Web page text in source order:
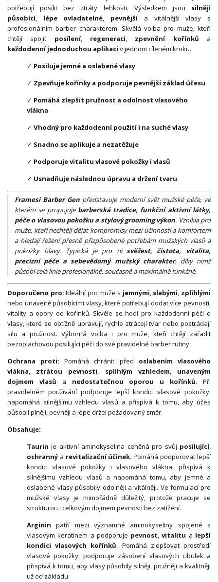
potřebují posílit bez ztráty lehkosti. Výsledkem jsou silněji
působící, lépe ovladatelné, pevnějšía vitálnější vlasy s
profesionálním barber charakterem. Skvělá volba pro muže, kteří
chtějí spojit posílení, regeneraci, zpevnění kořínků a
každodenní jednoduchou aplikaci v jednom cíleném kroku.
✓ Posiluje jemné a oslabené vlasy
✓ Zpevňuje kořínky a podporuje pevnější základ účesu
✓ Pomáhá zlepšit pružnost a odolnost vlasového
vlákna
✓ Vhodný pro každodenní použití i na suché vlasy
✓ Snadno se aplikuje a nezatěžuje
✓ Podporuje vitalitu vlasové pokožky i vlasů
✓ Usnadňuje následnou úpravu a držení tvaru
Framesi Barber Gen představuje moderní svět mužské péče, ve
kterém se propojuje barberská tradice, funkční aktivní látky,
péče o vlasovou pokožku a stylový grooming výkon. Vznikla pro
muže, kteří nechtějí dělat kompromisy mezi účinností a komfortem
a hledají řešení přesně přizpůsobené potřebám mužských vlasů a
pokožky hlavy. Typická je pro ni svěžest, čistota, vitalita,
precizní péče a sebevědomý mužský charakter, díky nimž
působí celá linie profesionálně, současně a maximálně funkčně.
Doporučeno pro:Ideální pro muže s jemnými, slabými, zplihlými
nebo unaveně působícími vlasy, které potřebují dodat více pevnosti,
vitality a opory od kořínků. Skvěle se hodí pro každodenní péči o
vlasy, které se obtížně upravují, rychle ztrácejí tvar nebo postrádají
sílu a pružnost. Výborná volba i pro muže, kteří chtějí zařadit
bezoplachovou posilující péči do své pravidelné barber rutiny.
Ochrana proti:Pomáhá chránit před oslabením vlasového
vlákna, ztrátou pevnosti, splihlým vzhledem, unaveným
dojmem vlasů a nedostatečnou oporou u kořínků. Při
pravidelném používání podporuje lepší kondici vlasové pokožky,
napomáhá silnějšímu vzhledu vlasů a přispívá k tomu, aby účes
působil plněji, pevněji a lépe držel požadovaný směr.
Obsahuje:
Taurin je aktivní aminokyselina ceněná pro svůj posilující,
ochranný a revitalizační účinek. Pomáhá podporovat lepší
kondici vlasové pokožky i vlasového vlákna, přispívá k
silnějšímu vzhledu vlasů a napomáhá tomu, aby jemné a
oslabené vlasy působily odolněji a vitálněji. Ve formulaci pro
mužské vlasy je mimořádně důležitý, protože pracuje se
strukturou i celkovým dojmem pevnosti bez zatížení.
Arginin patří mezi významné aminokyseliny spojené s
vlasovým keratinem a podporuje pevnost,vitalitu a lepší
kondici vlasových kořínků. Pomáhá zlepšovat prostředí
vlasové pokožky, podporuje zásobení vlasových cibulek a
přispívá k tomu, aby vlasy působily silněji, pružněji a kvalitněji
už od základu.